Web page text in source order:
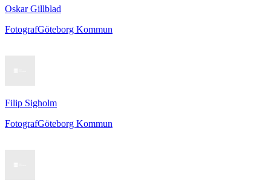
Oskar Gillblad
FotografGöteborg Kommun
Filip Sigholm
FotografGöteborg Kommun